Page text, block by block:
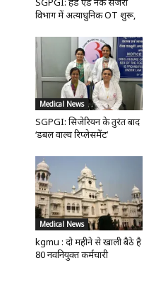
विभाग में अत्याधुनिक OT शुरू,
Medical News
SGPGI: सिजेरियन के तुरंत बाद
‘डबल वाल्व रिप्लेसमेंट’
Medical News
kgmu : दो महीने से खाली बैठे है
80 नवनियुक्त कर्मचारी